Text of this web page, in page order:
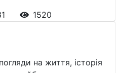
1520
на життя, історія